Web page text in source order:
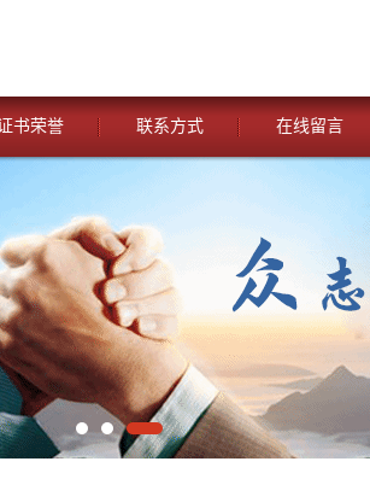
书荣誉 联系方式 在线留言